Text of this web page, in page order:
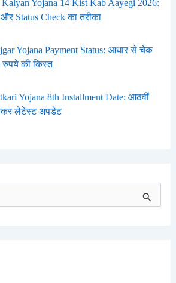
Yojana 14 Kist Kab Aayegi 2026:
Status Check का तरीका
Yojana Payment Status: आधार से चेक
की किस्त
Yojana 8th Installment Date: आठवीं
लेटेस्ट अपडेट